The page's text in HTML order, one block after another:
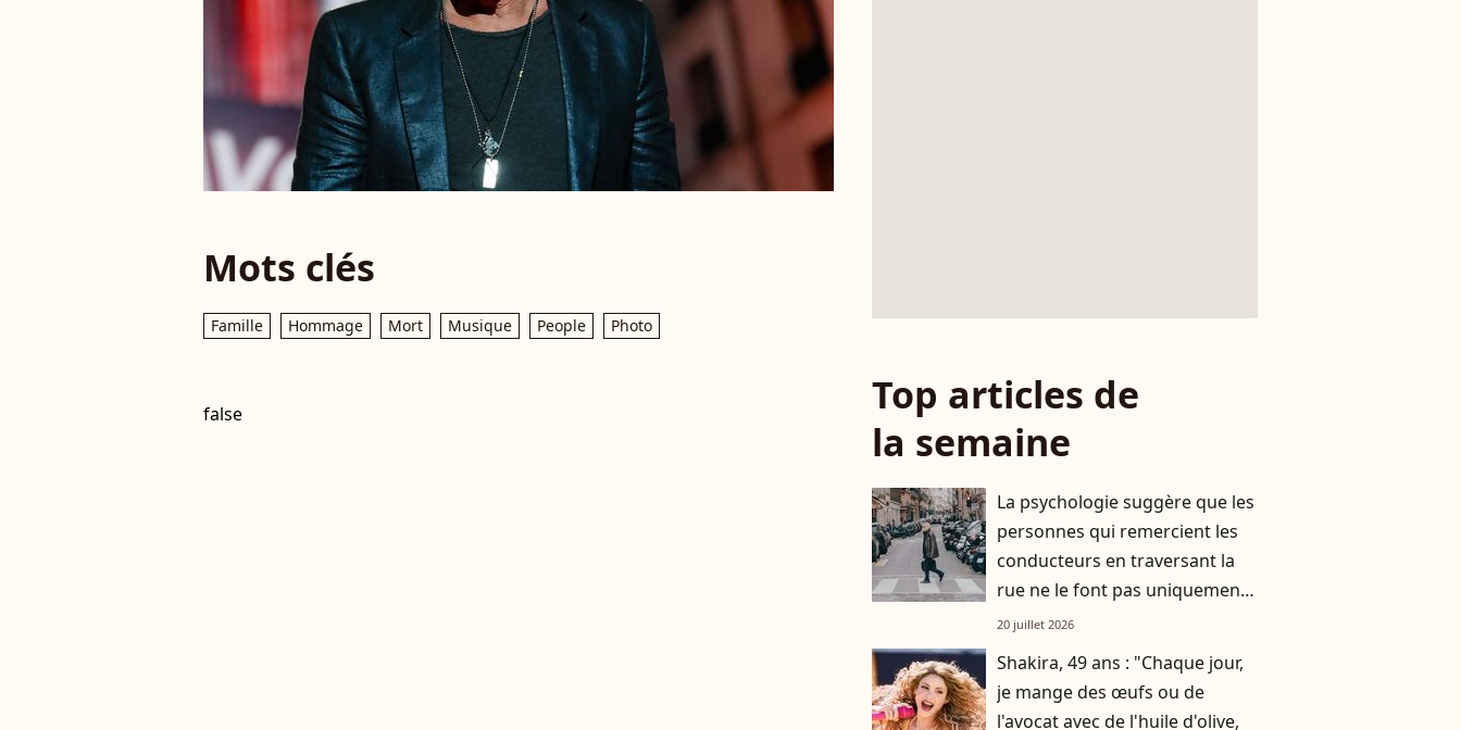
Mots clés
Famille Hommage Mort Musique People Photo
false
Top articles de
la semaine
La psychologie suggère que les
personnes qui remercient les
conducteurs en traversant la
rue ne le font pas uniquement
par gratitude
20 juillet 2026
Shakira, 49 ans : "Chaque jour,
je mange des œufs ou de
l'avocat avec de l'huile d'olive,